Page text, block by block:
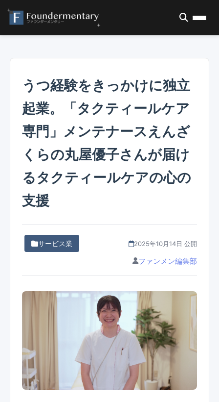
うつ経験をきっかけに独立
起業。「タクティールケア
専門」メンテナースえんざ
くらの丸屋優子さんが届け
るタクティールケアの心の
支援
サービス業 2025年10月14日 公開
ファンメン編集部